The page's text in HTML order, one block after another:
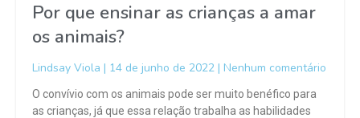
Por que ensinar as crianças a amar
os animais?
Lindsay Viola 14 de junho de 2022 Nenhum comentário
O convívio com os animais pode ser muito benéfico para
as crianças, já que essa relação trabalha as habilidades